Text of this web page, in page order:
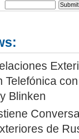
Telefónica
Blinken
de